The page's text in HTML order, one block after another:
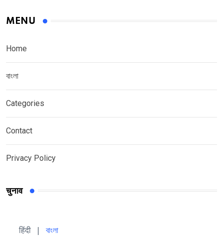
MENU
Home
বাংলা
Categories
Contact
Privacy Policy
चुनाव
हिंदी বাংলা